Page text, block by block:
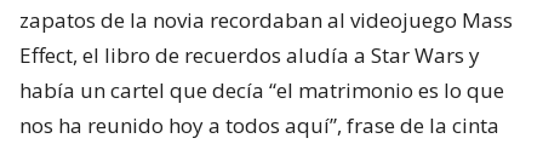
zapatos de la novia recordaban al videojuego Mass
Effect, el libro de recuerdos aludía a Star Wars y
había un cartel que decía “el matrimonio es lo que
nos ha reunido hoy a todos aquí”, frase de la cinta